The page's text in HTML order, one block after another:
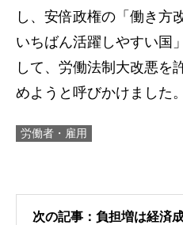
し、安倍政権の「働き方
いちばん活躍しやすい国
して、労働法制大改悪を
めようと呼びかけました。
労働者・雇用
次の記事：負担増は経済